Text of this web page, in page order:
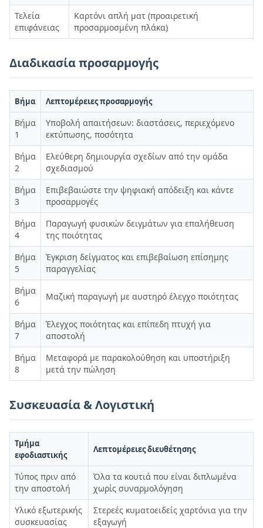
Τελεία
επιφάνειας
Καρτόνι απλή ματ (προαιρετική
προσαρμοσμένη πλάκα)
Διαδικασία προσαρμογής
Βήμα Λεπτομέρειες προσαρμογής
Βήμα
1
Υποβολή απαιτήσεων: διαστάσεις, περιεχόμενο
εκτύπωσης, ποσότητα
Βήμα
2
Ελεύθερη δημιουργία σχεδίων από την ομάδα
σχεδιασμού
Βήμα
3
Επιβεβαιώστε την ψηφιακή απόδειξη και κάντε
προσαρμογές
Βήμα
4
Παραγωγή φυσικών δειγμάτων για επαλήθευση
της ποιότητας
Βήμα
5
Έγκριση δείγματος και επιβεβαίωση επίσημης
παραγγελίας
Βήμα
6
Μαζική παραγωγή με αυστηρό έλεγχο ποιότητας
Βήμα
7
Έλεγχος ποιότητας και επίπεδη πτυχή για
αποστολή
Βήμα
8
Μεταφορά με παρακολούθηση και υποστήριξη
μετά την πώληση
Συσκευασία & Λογιστική
Τμήμα
εφοδιαστικής
Λεπτομέρειες διευθέτησης
Τύπος πριν από
την αποστολή
Όλα τα κουτιά που είναι διπλωμένα
χωρίς συναρμολόγηση
Υλικό εξωτερικής
συσκευασίας
Στερεές κυματοειδείς χαρτόνια για την
εξαγωγή